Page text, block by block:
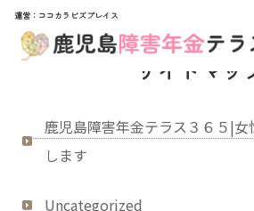
運営：ココカラビズプレイス
サイトマッ
鹿児島障害年金テラス３６５|
します
Uncategorized